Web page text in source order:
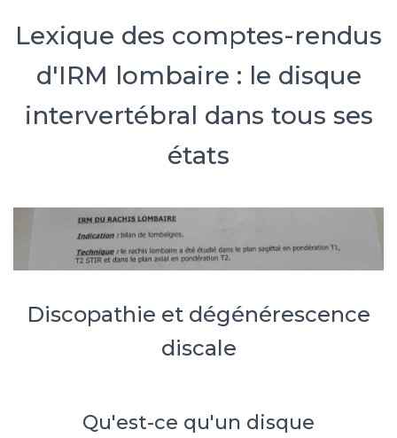
Lexique des comptes-rendus
d'IRM lombaire : le disque
intervertébral dans tous ses
états
Discopathie et dégénérescence
discale
Qu'est-ce qu'un disque